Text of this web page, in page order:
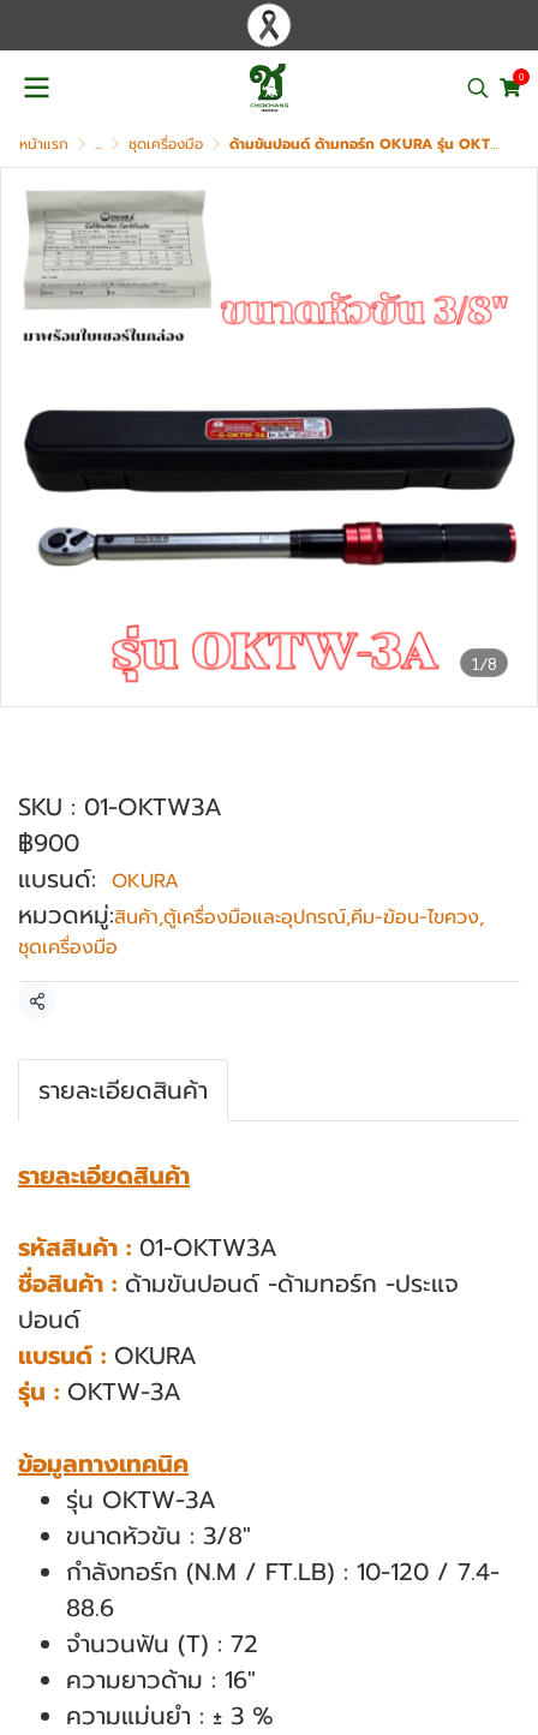
0
หน้าแรก ... ชุดเครื่องมือ ด้ามขันปอนด์ ด้ามทอร์ก OKURA รุ่น OKTW-3A
1/8
SKU : 01-OKTW3A
฿900
แบรนด์: OKURA
หมวดหมู่:สินค้า,ตู้เครื่องมือและอุปกรณ์,คีม-ฆ้อน-ไขควง,
ชุดเครื่องมือ
แชร์
รายละเอียดสินค้า
รายละเอียดสินค้า
รหัสสินค้า : 01-OKTW3A
ชื่อสินค้า : ด้ามขันปอนด์ -ด้ามทอร์ก -ประแจ
ปอนด์
แบรนด์ : OKURA
รุ่น : OKTW-3A
ข้อมูลทางเทคนิค
รุ่น OKTW-3A
ขนาดหัวขัน : 3/8"
กำลังทอร์ก (N.M / FT.LB) : 10-120 / 7.4-
88.6
จำนวนฟัน (T) : 72
ความยาวด้าม : 16"
ความแม่นยำ : ± 3 %